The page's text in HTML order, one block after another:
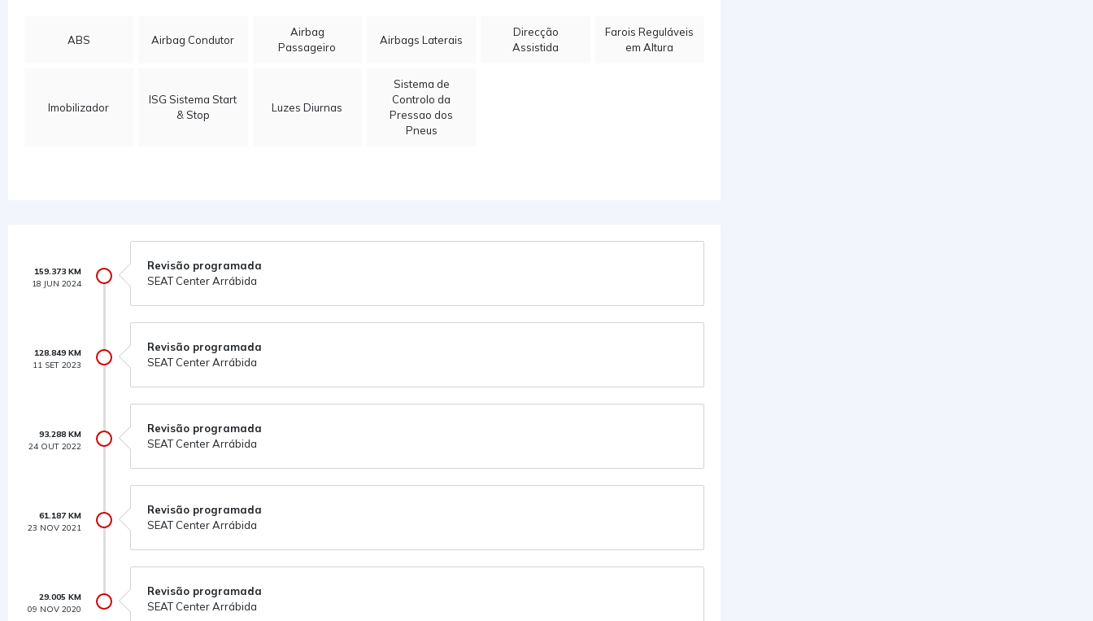
ABS Airbag Condutor
Airbag
Passageiro
Airbags Laterais
Direcção
Assistida
Farois Reguláveis
em Altura
Imobilizador
ISG Sistema Start
& Stop
Luzes Diurnas
Sistema de
Controlo da
Pressao dos
Pneus
159.373 KM
18 JUN 2024
Revisão programada
SEAT Center Arrábida
128.849 KM
11 SET 2023
Revisão programada
SEAT Center Arrábida
93.288 KM
24 OUT 2022
Revisão programada
SEAT Center Arrábida
61.187 KM
23 NOV 2021
Revisão programada
SEAT Center Arrábida
29.005 KM
09 NOV 2020
Revisão programada
SEAT Center Arrábida